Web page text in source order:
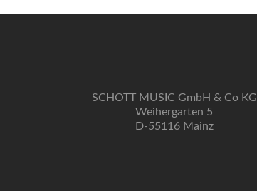
SCHOTT MUSIC GmbH & Co KG
Weihergarten 5
D-55116 Mainz